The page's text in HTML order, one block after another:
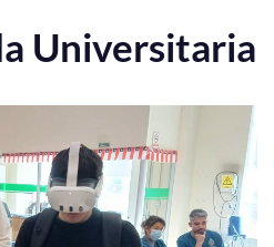
Universitaria